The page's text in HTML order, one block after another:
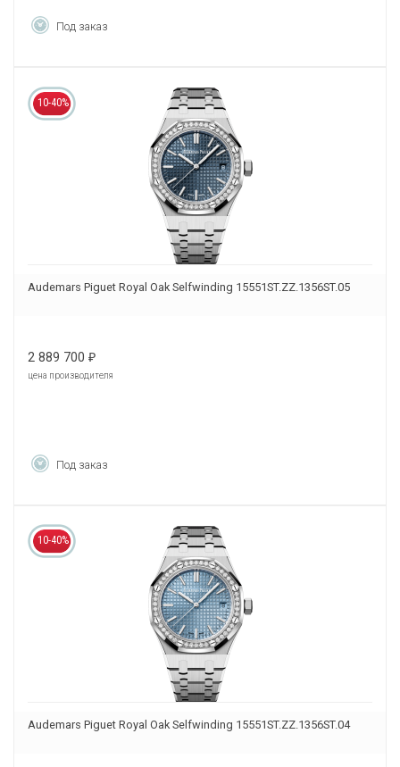
Под заказ
10-40%
Audemars Piguet Royal Oak Selfwinding 15551ST.ZZ.1356ST.05
2 889 700 ₽
цена производителя
Под заказ
10-40%
Audemars Piguet Royal Oak Selfwinding 15551ST.ZZ.1356ST.04